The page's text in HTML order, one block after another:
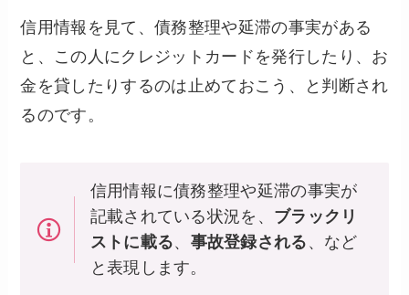
信用情報を見て、債務整理や延滞の事実がある
と、この人にクレジットカードを発行したり、お
金を貸したりするのは止めておこう、と判断され
るのです。
信用情報に債務整理や延滞の事実が
記載されている状況を、 ブラックリ
ストに載る、 事故登録される 、など
と表現します。